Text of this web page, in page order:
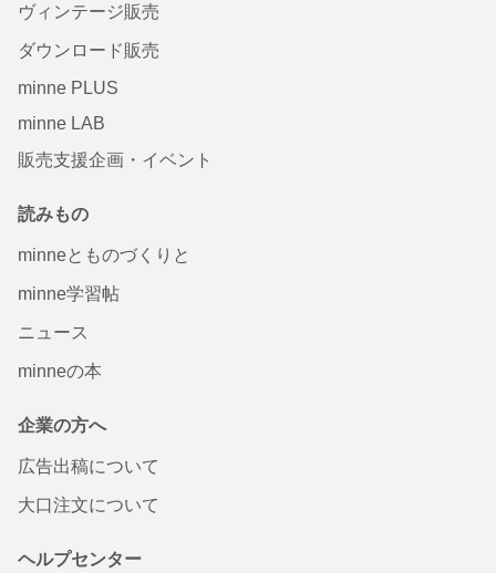
ヴィンテージ販売
ダウンロード販売
minne PLUS
minne LAB
販売支援企画・イベント
読みもの
minneとものづくりと
minne学習帖
ニュース
minneの本
企業の方へ
広告出稿について
大口注文について
ヘルプセンター